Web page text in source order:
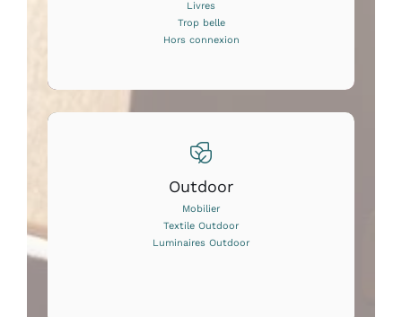
Livres
Trop belle
Hors connexion
Outdoor
Mobilier
Textile Outdoor
Luminaires Outdoor